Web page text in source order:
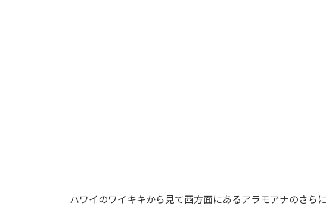
ハワイのワイキキから見て西方面にあるアラモアナのさら